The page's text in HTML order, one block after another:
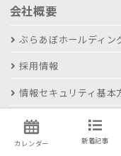
会社概要
ぶらあぼホールディン
採用情報
情報セキュリティ基本
お問い合わせ
カレンダー 新着記事